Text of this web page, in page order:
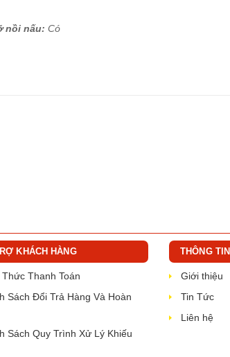
nồi nấu: Có
KHÁCH HÀNG
Thức Thanh Toán
Sách Đổi Trả Hàng Và Hoàn
Sách Quy Trình Xử Lý Khiếu
THÔNG
Giới thiệu
Tin Tức
Liên hệ